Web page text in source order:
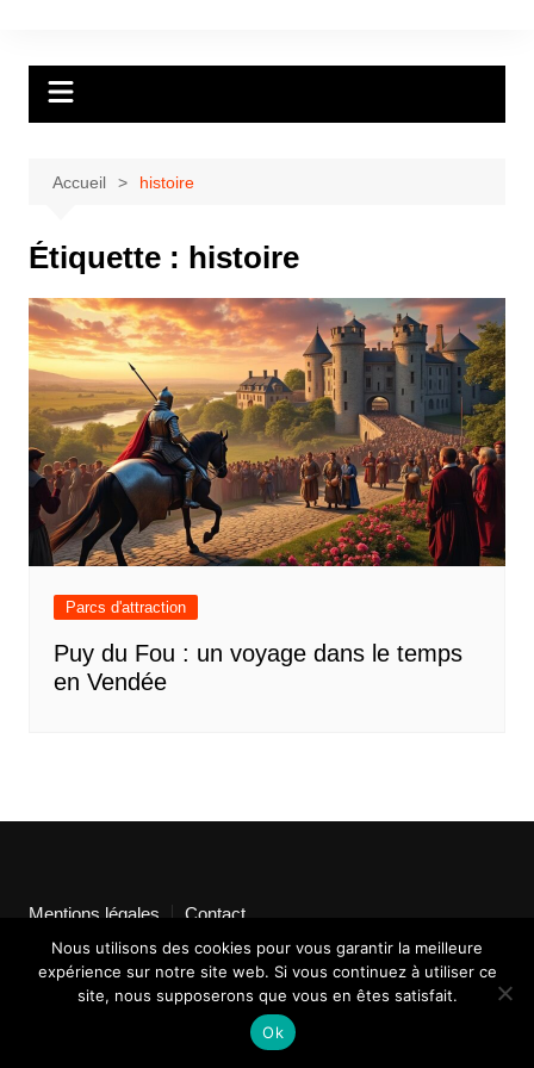
Accueil histoire
Étiquette : histoire
Parcs d'attraction
Puy du Fou : un voyage dans le temps
en Vendée
Mentions légales Contact
Nous utilisons des cookies pour vous garantir la meilleure
expérience sur notre site web. Si vous continuez à utiliser ce
site, nous supposerons que vous en êtes satisfait.
Ok